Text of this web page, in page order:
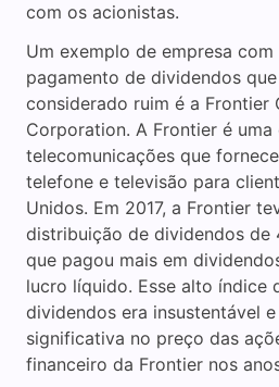
com os acionistas.
Um exemplo de empresa
pagamento de dividendos
considerado ruim é a Frontier
Corporation. A Frontier é uma
telecomunicações que
telefone e televisão para
Unidos. Em 2017, a Frontier
distribuição de dividendos de
que pagou mais em
lucro líquido. Esse alto índice
dividendos era insustentável
significativa no preço das
financeiro da Frontier nos